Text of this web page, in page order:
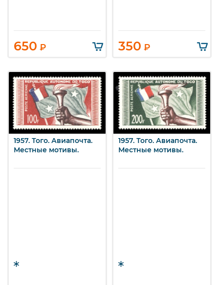
650 ₽ 350 ₽
1957. Того. Авиапочта.
Местные мотивы.
1957. Того. Авиапочта.
Местные мотивы.